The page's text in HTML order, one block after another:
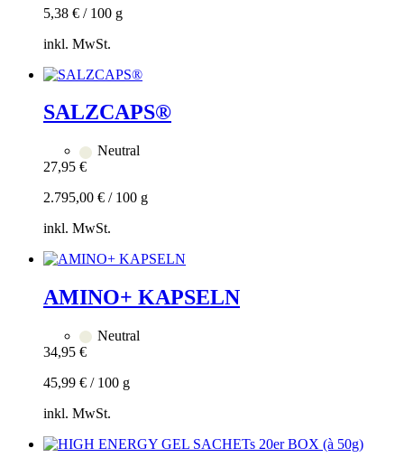
5,38 € / 100 g
inkl. MwSt.
Zum
hinzufügen
SALZCAPS®
Neutral
27,95 €
2.795,00 € / 100 g
inkl. MwSt.
Zum
hinzufügen
AMINO+ KAPSELN
Neutral
34,95 €
45,99 € / 100 g
inkl. MwSt.
Zum